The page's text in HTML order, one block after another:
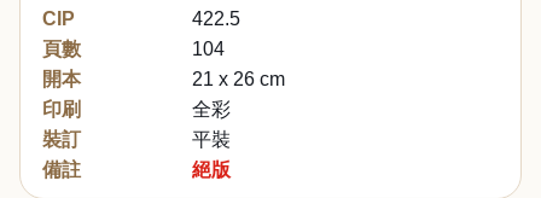
CIP
422.5
頁數
104
開本
21 x 26 cm
印刷
全彩
裝訂
平裝
備註
絕版